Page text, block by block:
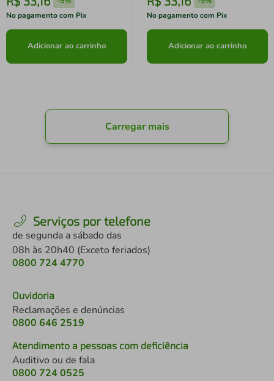
No pagamento com Pix
Adicionar ao carrinho
No pagamento com Pix
Adicionar ao carrinho
Carregar mais
Serviços por telefone
de segunda a sábado das
08h às 20h40 (Exceto feriados)
0800 724 4770
Ouvidoria
Reclamações e denúncias
0800 646 2519
Atendimento a pessoas com deficiência
Auditivo ou de fala
0800 724 0525